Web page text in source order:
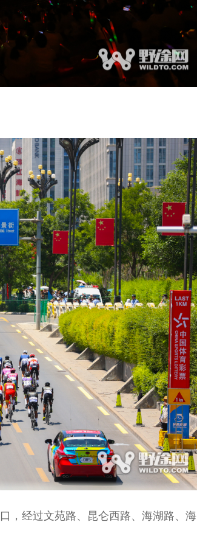
，经过文苑路、昆仑西路、海湖路、海